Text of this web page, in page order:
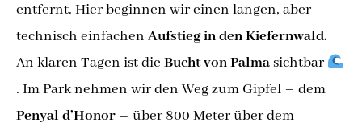
entfernt. Hier beginnen wir einen langen, aber
technisch einfachen Aufstieg in den Kiefernwald.
An klaren Tagen ist die Bucht von Palma sichtbar
. Im Park nehmen wir den Weg zum Gipfel – dem
Penyal d’Honor – über 800 Meter über dem